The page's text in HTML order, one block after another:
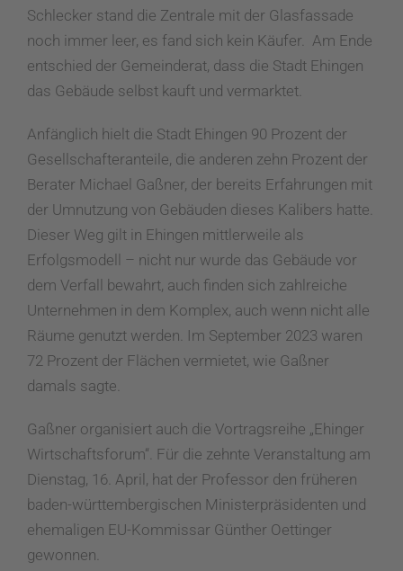
Schlecker stand die Zentrale mit der Glasfassade
noch immer leer, es fand sich kein Käufer. Am Ende
entschied der Gemeinderat, dass die Stadt Ehingen
das Gebäude selbst kauft und vermarktet.
Anfänglich hielt die Stadt Ehingen 90 Prozent der
Gesellschafteranteile, die anderen zehn Prozent der
Berater Michael Gaßner, der bereits Erfahrungen mit
der Umnutzung von Gebäuden dieses Kalibers hatte.
Dieser Weg gilt in Ehingen mittlerweile als
Erfolgsmodell – nicht nur wurde das Gebäude vor
dem Verfall bewahrt, auch finden sich zahlreiche
Unternehmen in dem Komplex, auch wenn nicht alle
Räume genutzt werden. Im September 2023 waren
72 Prozent der Flächen vermietet, wie Gaßner
damals sagte.
Gaßner organisiert auch die Vortragsreihe „Ehinger
Wirtschaftsforum“. Für die zehnte Veranstaltung am
Dienstag, 16. April, hat der Professor den früheren
baden-württembergischen Ministerpräsidenten und
ehemaligen EU-Kommissar Günther Oettinger
gewonnen.